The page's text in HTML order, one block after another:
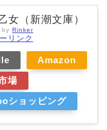
女（新潮文庫）
by Rinker
リンク
Amazon
場
ショッピング